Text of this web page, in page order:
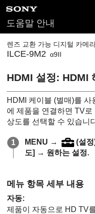
도움말 안내
렌즈 교환 가능 디지털 카메
ILCE-9M2 α9II
HDMI 설정: HDMI
HDMI 케이블 (별매)를
에 제품을 연결하면 TV
상도를 선택할 수 있습니
MENU → (설정
도] → 원하는 설정.
메뉴 항목 세부 내용
자동:
제품이 자동으로 HD TV